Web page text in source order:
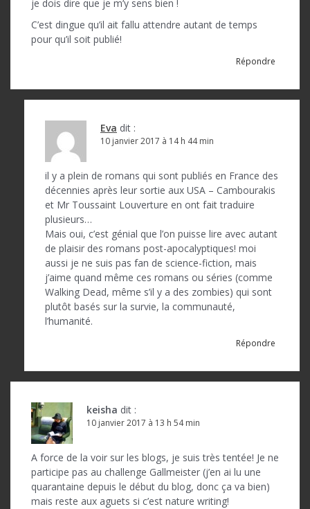
je dois dire que je m’y sens bien !
C’est dingue qu’il ait fallu attendre autant de temps
pour qu’il soit publié!
Répondre
Eva dit :
10 janvier 2017 à 14 h 44 min
il y a plein de romans qui sont publiés en France des
décennies après leur sortie aux USA – Cambourakis
et Mr Toussaint Louverture en ont fait traduire
plusieurs…
Mais oui, c’est génial que l’on puisse lire avec autant
de plaisir des romans post-apocalyptiques! moi
aussi je ne suis pas fan de science-fiction, mais
j’aime quand même ces romans ou séries (comme
Walking Dead, même s’il y a des zombies) qui sont
plutôt basés sur la survie, la communauté,
l’humanité.
Répondre
keisha dit :
10 janvier 2017 à 13 h 54 min
A force de la voir sur les blogs, je suis très tentée! Je ne
participe pas au challenge Gallmeister (j’en ai lu une
quarantaine depuis le début du blog, donc ça va bien)
mais reste aux aguets si c’est nature writing!